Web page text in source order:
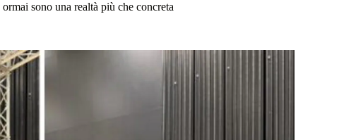
sono una realtà più che concreta